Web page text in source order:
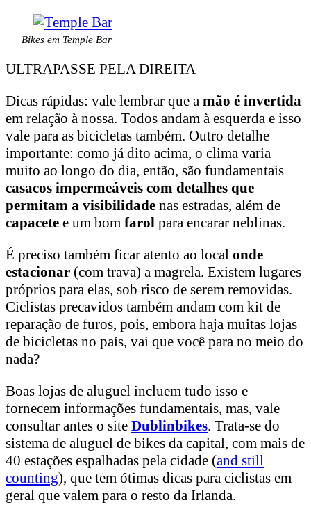
Bikes em Temple Bar
ULTRAPASSE PELA DIREITA
Dicas rápidas: vale lembrar que a mão é invertida
em relação à nossa. Todos andam à esquerda e isso
vale para as bicicletas também. Outro detalhe
importante: como já dito acima, o clima varia
muito ao longo do dia, então, são fundamentais
casacos impermeáveis com detalhes que
permitam a visibilidade nas estradas, além de
capacete e um bom farol para encarar neblinas.
É preciso também ficar atento ao local onde
estacionar (com trava) a magrela. Existem lugares
próprios para elas, sob risco de serem removidas.
Ciclistas precavidos também andam com kit de
reparação de furos, pois, embora haja muitas lojas
de bicicletas no país, vai que você para no meio do
nada?
Boas lojas de aluguel incluem tudo isso e
fornecem informações fundamentais, mas, vale
consultar antes o site Dublinbikes. Trata-se do
sistema de aluguel de bikes da capital, com mais de
40 estações espalhadas pela cidade (and still
counting), que tem ótimas dicas para ciclistas em
geral que valem para o resto da Irlanda.